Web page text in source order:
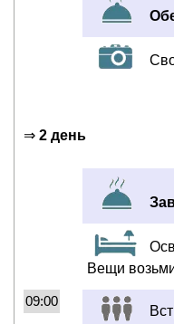
⇒ 2 день
Вещи
09:00